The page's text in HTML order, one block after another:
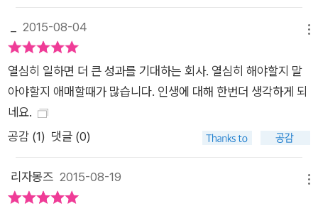
자가 스스로 자기 자신과 주변 환경을 돌아보고 자신의 상태를 점
례에 따라 그에 맞춰 각자의 번아웃 탈출 경로를 찾아나가도록 하
고 있어, 자신이 어떤 단계에 있든 그리고 어떤 상태에서 출발하
든 장기적이고 종합적으로 자신의 삶을 진단하고 자기만의 직무
회복 탄력성을 이루어 낼 수 있도록 해준다. 특히 번아웃 경고 증
상과 이를 무시할 경우 맞이하게 될 번아웃 진행 단계 등은 자신
의 상태를 진단, 인식하고 대처해 나가는 데 유용하며, 번아웃 회
복에 이르기까지 거쳐야 할 ‘시간’과 ‘공간’에 대한 안내, 그리고
2015-08-04
열심히 일하면 더 큰 성과를 기대하는 회사. 열심히 해야할지 말
아야할지 애매할때가 많습니다. 인생에 대해 한번더 생각하게 되
네요.
공감 (1) 댓글 (0)
리자몽즈 2015-08-19